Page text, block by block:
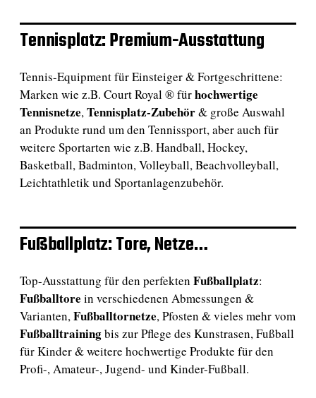
Tennisplatz: Premium-Ausstattung
Tennis-Equipment für Einsteiger & Fortgeschrittene:
Marken wie z.B. Court Royal ® fürhochwertige
Tennisnetze,Tennisplatz-Zubehör& große Auswahl
an Produkte rund um den Tennissport, aber auch für
weitere Sportarten wie z.B. Handball, Hockey,
Basketball, Badminton, Volleyball, Beachvolleyball,
Leichtathletik und Sportanlagenzubehör.
Fußballplatz: Tore, Netze…
Top-Ausstattung für den perfekten Fußballplatz:
Fußballtore in verschiedenen Abmessungen &
Varianten,Fußballtornetze, Pfosten & vieles mehr vom
Fußballtrainingbis zur Pflege des Kunstrasen, Fußball
für Kinder & weitere hochwertige Produkte für den
Profi-, Amateur-, Jugend- und Kinder-Fußball.